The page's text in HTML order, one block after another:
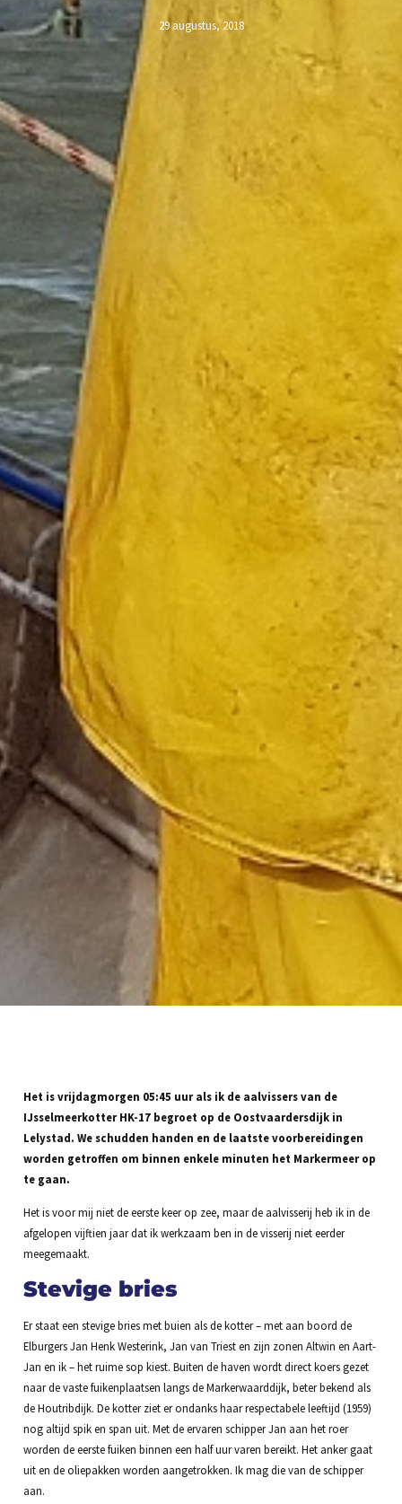
29 augustus, 2018
Het is vrijdagmorgen 05:45 uur als ik de aalvissers van de
IJsselmeerkotter HK-17 begroet op de Oostvaardersdijk in
Lelystad. We schudden handen en de laatste voorbereidingen
worden getroffen om binnen enkele minuten het Markermeer op
te gaan.
Het is voor mij niet de eerste keer op zee, maar de aalvisserij heb ik in de
afgelopen vijftien jaar dat ik werkzaam ben in de visserij niet eerder
meegemaakt.
Stevige bries
Er staat een stevige bries met buien als de kotter – met aan boord de
Elburgers Jan Henk Westerink, Jan van Triest en zijn zonen Altwin en Aart-
Jan en ik – het ruime sop kiest. Buiten de haven wordt direct koers gezet
naar de vaste fuikenplaatsen langs de Markerwaarddijk, beter bekend als
de Houtribdijk. De kotter ziet er ondanks haar respectabele leeftijd (1959)
nog altijd spik en span uit. Met de ervaren schipper Jan aan het roer
worden de eerste fuiken binnen een half uur varen bereikt. Het anker gaat
uit en de oliepakken worden aangetrokken. Ik mag die van de schipper
aan.